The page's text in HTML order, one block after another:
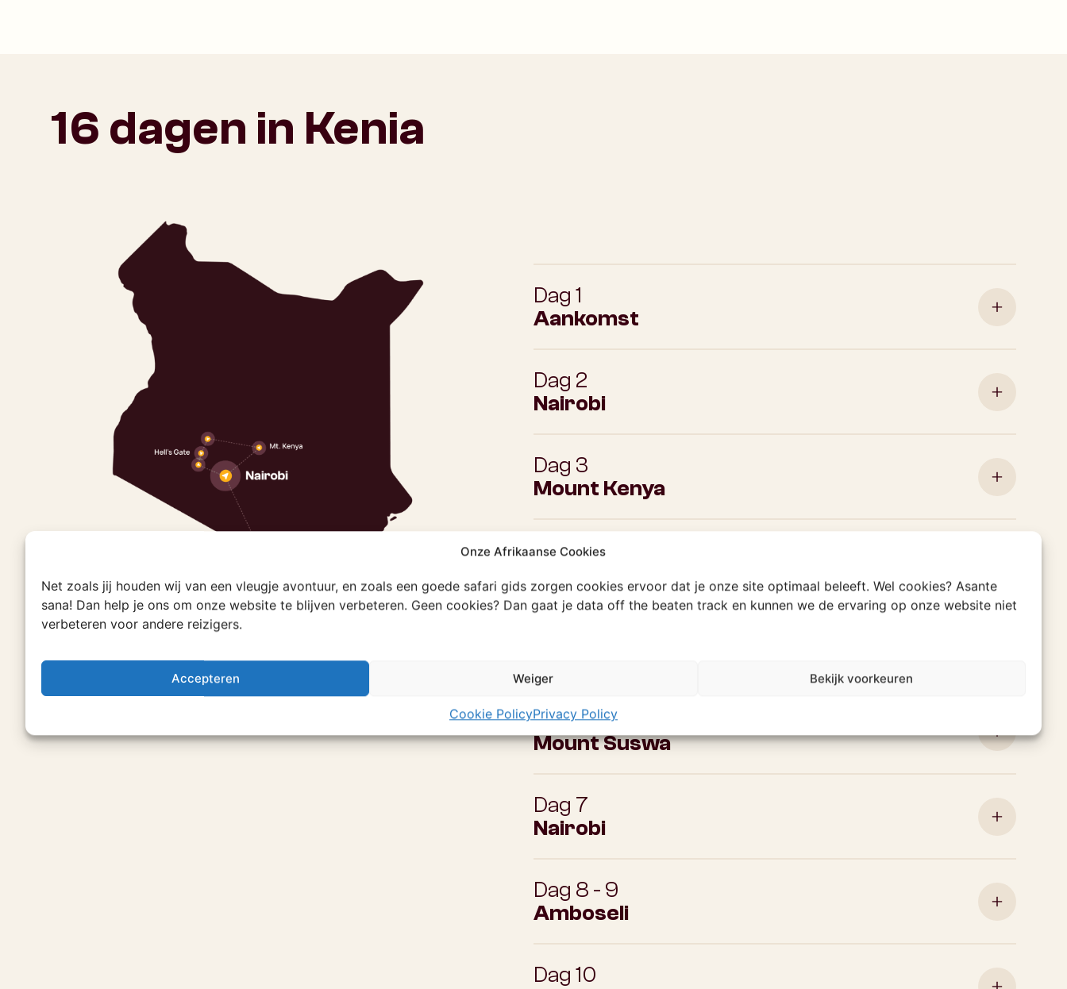
Onze Afrikaanse Cookies
Net zoals jij houden wij van een vleugje avontuur, en zoals een goede safari gids zorgen cookies ervoor dat je onze site optimaal beleeft. Wel cookies? Asante
sana! Dan help je ons om onze website te blijven verbeteren. Geen cookies? Dan gaat je data off the beaten track en kunnen we de ervaring op onze website niet
verbeteren voor andere reizigers.
Accepteren Weiger Bekijk voorkeuren
Cookie PolicyPrivacy Policy
16 dagen in Kenia
Dag 1
Aankomst
Dag 2
Nairobi
Dag 3
Mount Kenya
Dag 4
Dag 6
Mount Suswa
Dag 7
Nairobi
Dag 8 - 9
Amboseli
Dag 10